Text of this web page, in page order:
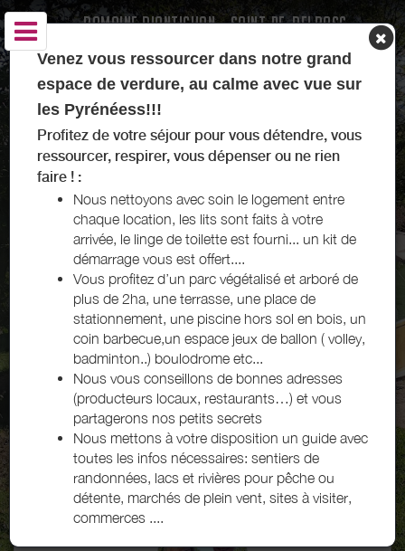
DOMAINE D'ANTICHAN - SAINT-PE-DELBOSC -
Venez vous ressourcer dans notre grand
espace de verdure, au calme avec vue sur
les Pyrénéess!!!
Profitez de votre séjour pour vous détendre, vous
ressourcer, respirer, vous dépenser ou ne rien
faire ! :
Nous nettoyons avec soin le logement entre
chaque location, les lits sont faits à votre
arrivée, le linge de toilette est fourni... un kit de
démarrage vous est offert....
Vous profitez d’un parc végétalisé et arboré de
plus de 2ha, une terrasse, une place de
stationnement, une piscine hors sol en bois, un
coin barbecue,un espace jeux de ballon ( volley,
badminton..) boulodrome etc...
Nous vous conseillons de bonnes adresses
(producteurs locaux, restaurants…) et vous
partagerons nos petits secrets
Nous mettons à votre disposition un guide avec
toutes les infos nécessaires: sentiers de
randonnées, lacs et rivières pour pêche ou
détente, marchés de plein vent, sites à visiter,
commerces ....